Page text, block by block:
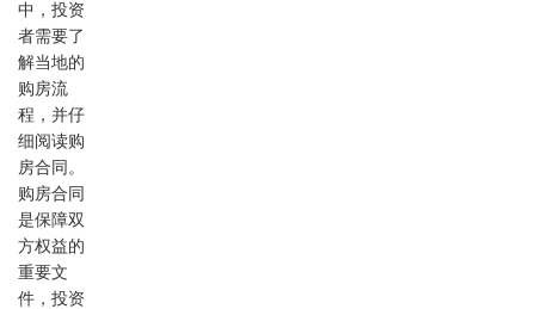
中，投资
者需要了
解当地的
购房流
程，并仔
细阅读购
房合同。
购房合同
是保障双
方权益的
重要文
件，投资